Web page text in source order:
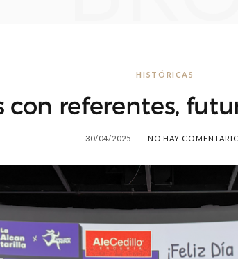
HISTÓRICAS
con referentes,
30/04/2025 NO HAY